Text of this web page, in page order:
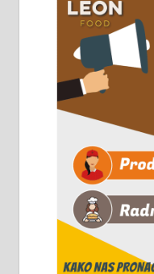
Чистим све
061/32-13-445